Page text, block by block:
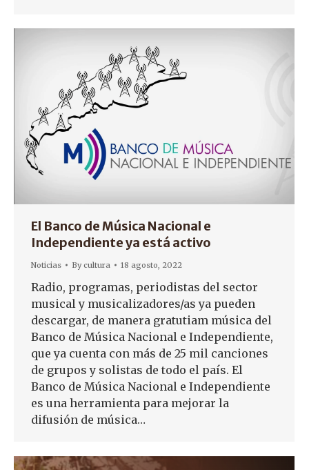
El Banco de Música Nacional e
Independiente ya está activo
Noticias Bycultura 18 agosto, 2022
Radio, programas, periodistas del sector
musical y musicalizadores/as ya pueden
descargar, de manera gratutiam música del
Banco de Música Nacional e Independiente,
que ya cuenta con más de 25 mil canciones
de grupos y solistas de todo el país. El
Banco de Música Nacional e Independiente
es una herramienta para mejorar la
difusión de música…